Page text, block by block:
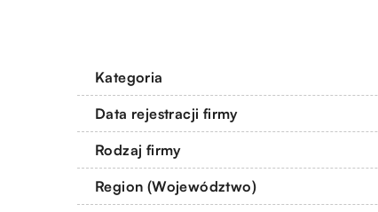
Kategoria
Data rejestracji firmy
Rodzaj firmy
Region (Województwo)